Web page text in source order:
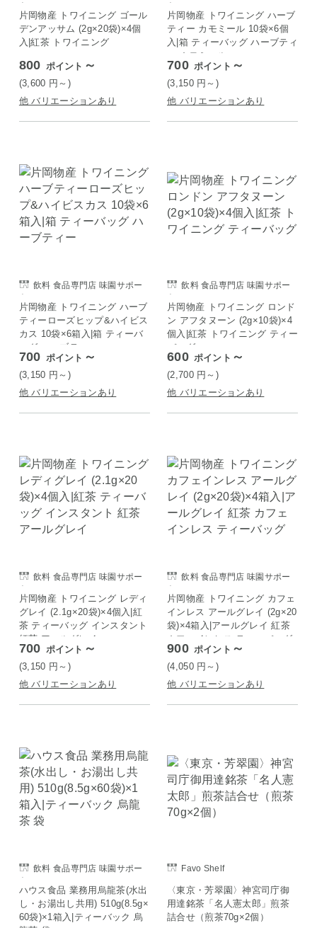
ト
片岡物産 トワイニング ゴール
デンアッサム (2g×20袋)×4個
入|紅茶 トワイニング
800 ポイント ～
(3,600 円 ～)
他 バリエーションあり
ト
片岡物産 トワイニング ハーブ
ティー カモミール 10袋×6個
入|箱 ティーバッグ ハーブティ
ー カモミール
700 ポイント ～
(3,150 円 ～)
他 バリエーションあり
飲料 食品専門店 味園サポー
ト
片岡物産 トワイニング ハーブ
ティーローズヒップ&ハイビス
カス 10袋×6箱入|箱 ティーバ
ッグ ハーブティー
700 ポイント ～
(3,150 円 ～)
他 バリエーションあり
飲料 食品専門店 味園サポー
ト
片岡物産 トワイニング ロンド
ン アフタヌーン (2g×10袋)×4
個入|紅茶 トワイニング ティー
バッグ
600 ポイント ～
(2,700 円 ～)
他 バリエーションあり
飲料 食品専門店 味園サポー
ト
片岡物産 トワイニング レディ
グレイ (2.1g×20袋)×4個入|紅
茶 ティーバッグ インスタント
紅茶 アールグレイ
700 ポイント ～
(3,150 円 ～)
他 バリエーションあり
飲料 食品専門店 味園サポー
ト
片岡物産 トワイニング カフェ
インレス アールグレイ (2g×20
袋)×4箱入|アールグレイ 紅茶
カフェインレス ティーバッグ
900 ポイント ～
(4,050 円 ～)
他 バリエーションあり
飲料 食品専門店 味園サポー
ト
ハウス食品 業務用烏龍茶(水出
し・お湯出し共用) 510g(8.5g×
60袋)×1箱入|ティーバック 烏
龍茶 袋
Favo Shelf
〈東京・芳翠園〉神宮司庁御
用達銘茶「名人憲太郎」煎茶
詰合せ（煎茶70g×2個）